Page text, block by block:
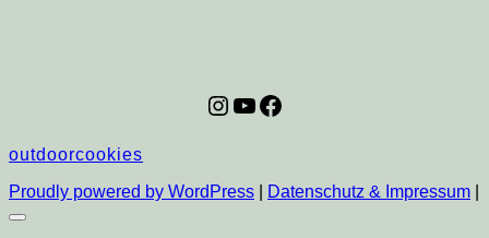
Instagram
YouTube
Facebook
outdoorcookies
Proudly powered by WordPress
Datenschutz & Impressum